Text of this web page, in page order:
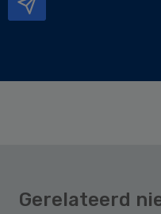
Gerelateerd